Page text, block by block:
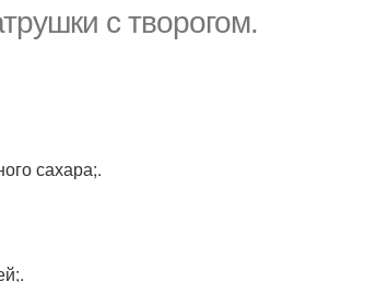
с творогом.
сахара;.